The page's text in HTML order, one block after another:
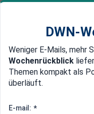
Newsticker MEIN
Edelmetalle
Hohe Arbeitslosigkeit
DWN-
Weniger E-Mails, mehr
Wochenrückblick
Themen kompakt als
überläuft.
E-mail: *